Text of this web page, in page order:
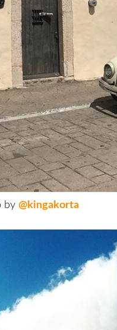
by @kingakorta